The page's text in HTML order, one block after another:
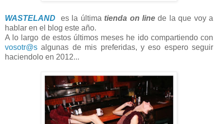
WASTELAND es la última tienda on linede la que voy a
hablar en el blog este año.
A lo largo de estos últimos meses he ido compartiendo con
vosotr@s algunas de mis preferidas, y eso espero seguir
haciendolo en 2012...